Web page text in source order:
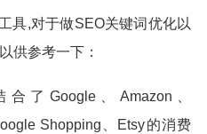
具,对于做SEO关键词优化以
供参考一下：
合了Google、Amazon、
Shopping、Etsy的消费